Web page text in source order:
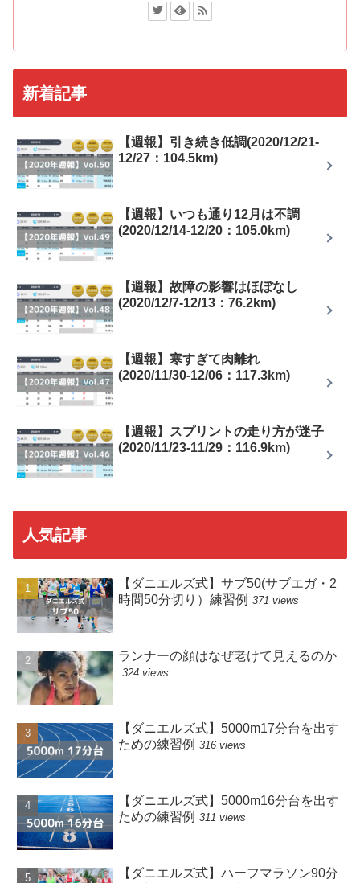
新着記事
【週報】引き続き低調(2020/12/21-
12/27：104.5km)
【週報】いつも通り12月は不調
(2020/12/14-12/20：105.0km)
【週報】故障の影響はほぼなし
(2020/12/7-12/13：76.2km)
【週報】寒すぎて肉離れ
(2020/11/30-12/06：117.3km)
【週報】スプリントの走り方が迷子
(2020/11/23-11/29：116.9km)
人気記事
【ダニエルズ式】サブ50(サブエガ・2
時間50分切り）練習例 371 views
ランナーの顔はなぜ老けて見えるのか
324 views
【ダニエルズ式】5000m17分台を出す
ための練習例 316 views
【ダニエルズ式】5000m16分台を出す
ための練習例 311 views
【ダニエルズ式】ハーフマラソン90分